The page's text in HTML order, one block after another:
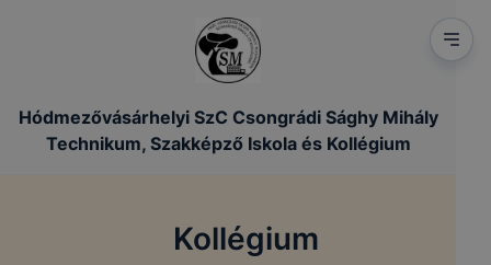
Hódmezővásárhelyi SzC Csongrádi Sághy Mihály
Technikum, Szakképző Iskola és Kollégium
Kollégium